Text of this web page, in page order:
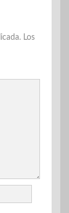
Los